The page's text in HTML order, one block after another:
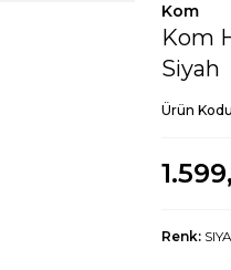
Kom
Kom
Siyah
Ürün
Renk: